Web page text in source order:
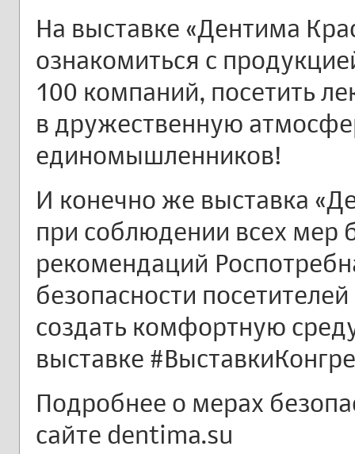
На выставке «Дентима
ознакомиться с
100 компаний, посетить
в дружественную
единомышленников!
И конечно же выставка
при соблюдении всех мер
рекомендаций
безопасности
создать комфортную
выставке
Подробнее о мерах
сайте dentima.su